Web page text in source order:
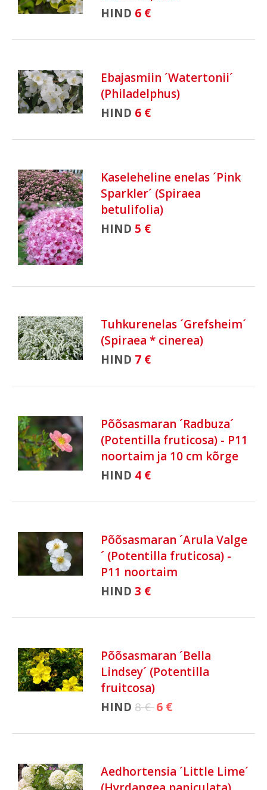
HIND 6 €
Ebajasmiin ´Watertonii´
(Philadelphus)
HIND 6 €
Kaseleheline enelas ´Pink
Sparkler´ (Spiraea
betulifolia)
HIND 5 €
Tuhkurenelas ´Grefsheim´
(Spiraea * cinerea)
HIND 7 €
Põõsasmaran ´Radbuza´
(Potentilla fruticosa) - P11
noortaim ja 10 cm kõrge
HIND 4 €
Põõsasmaran ´Arula Valge
´ (Potentilla fruticosa) -
P11 noortaim
HIND 3 €
Põõsasmaran ´Bella
Lindsey´ (Potentilla
fruitcosa)
HIND 8 €6 €
Aedhortensia ´Little Lime´